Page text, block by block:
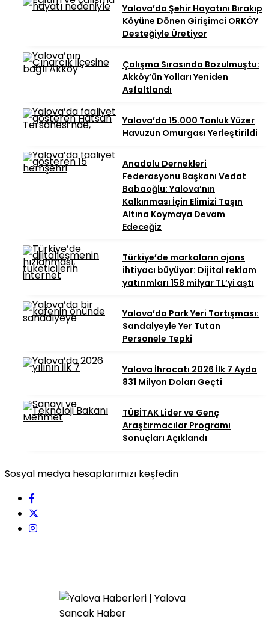
Yalova’da Şehir Hayatını Bırakıp
Köyüne Dönen Girişimci ORKÖY
Desteğiyle Üretiyor
Çalışma Sırasında Bozulmuştu:
Akköy’ün Yolları Yeniden
Asfaltlandı
Yalova’da 15.000 Tonluk Yüzer
Havuzun Omurgası Yerleştirildi
Anadolu Dernekleri
Federasyonu Başkanı Vedat
Babaoğlu: Yalova’nın
Kalkınması İçin Elimizi Taşın
Altına Koymaya Devam
Edeceğiz
Türkiye’de markaların ajans
ihtiyacı büyüyor: Dijital reklam
yatırımları 158 milyar TL’yi aştı
Yalova’da Park Yeri Tartışması:
Sandalyeyle Yer Tutan
Personele Tepki
Yalova İhracatı 2026 İlk 7 Ayda
831 Milyon Doları Geçti
TÜBİTAK Lider ve Genç
Araştırmacılar Programı
Sonuçları Açıklandı
Sosyal medya hesaplarımızı keşfedin